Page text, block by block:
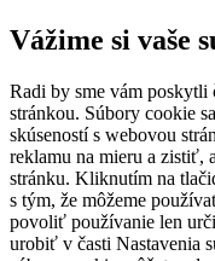
Vážime si vaše
Radi by sme vám poskytli
stránkou. Súbory cookie
skúseností s webovou
reklamu na mieru a zistiť,
stránku. Kliknutím na
s tým, že môžeme
povoliť používanie len
urobiť v časti Nastavenia